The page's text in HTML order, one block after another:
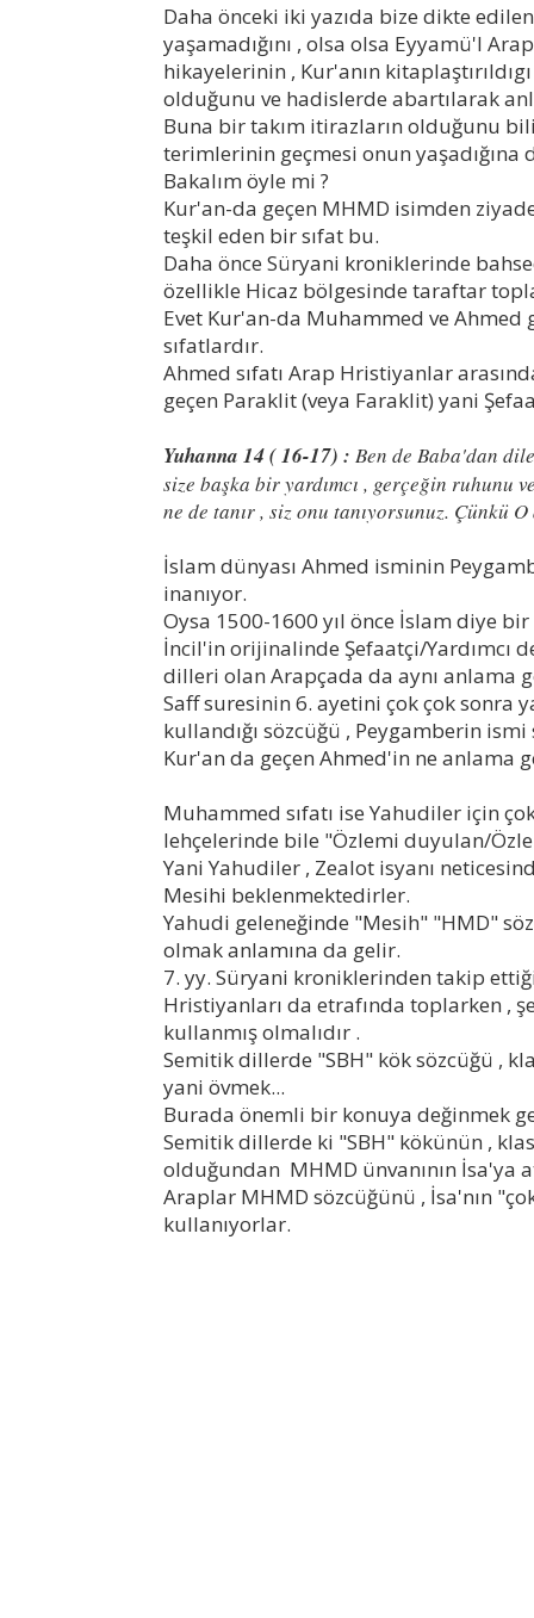
Daha önceki iki yazıda bize dikte
yaşamadığını , olsa olsa Eyyamü'l
hikayelerinin , Kur'anın
olduğunu ve hadislerde abartılarak
Buna bir takım itirazların olduğunu
terimlerinin geçmesi onun
Bakalım öyle mi ?
Kur'an-da geçen MHMD isimden
teşkil eden bir sıfat bu.
Daha önce Süryani kroniklerinde
özellikle Hicaz bölgesinde taraftar
Evet Kur'an-da Muhammed ve
sıfatlardır.
Ahmed sıfatı Arap Hristiyanlar
geçen Paraklit (veya Faraklit) yani
Yuhanna 14 ( 16-17) : Ben de Baba'dan
size başka bir yardımcı , gerçeğin ruhunu
ne de tanır , siz onu tanıyorsunuz. Çünkü
İslam dünyası Ahmed isminin
inanıyor.
Oysa 1500-1600 yıl önce İslam diye
İncil'in orijinalinde Şefaatçi/Yardımcı
dilleri olan Arapçada da aynı anlama
Saff suresinin 6. ayetini çok çok sonra
kullandığı sözcüğü , Peygamberin ismi
Kur'an da geçen Ahmed'in ne anlama
Muhammed sıfatı ise Yahudiler için
lehçelerinde bile "Özlemi duyulan/
Yani Yahudiler , Zealot isyanı
Mesihi beklenmektedirler.
Yahudi geleneğinde "Mesih" "HMD"
olmak anlamına da gelir.
7. yy. Süryani kroniklerinden takip
Hristiyanları da etrafında toplarken ,
kullanmış olmalıdır .
Semitik dillerde "SBH" kök sözcüğü ,
yani övmek...
Burada önemli bir konuya değinmek
Semitik dillerde ki "SBH" kökünün ,
olduğundan MHMD ünvanının İsa'ya
Araplar MHMD sözcüğünü , İsa'nın
kullanıyorlar.